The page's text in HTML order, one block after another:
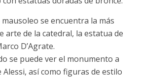
se encuentra la más
arte de la catedral, la estatua de
D’Agrate.
se puede ver el monumento a
así como figuras de estilo